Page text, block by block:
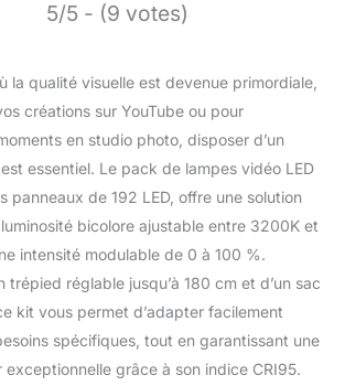
5/5 - (9 votes)
la qualité visuelle est devenue primordiale,
créations sur YouTube ou pour
en studio photo, disposer d’un
essentiel. Le pack de lampes vidéo LED
panneaux de 192 LED, offre une solution
bicolore ajustable entre 3200K et
intensité modulable de 0 à 100 %.
trépied réglable jusqu’à 180 cm et d’un sac
kit vous permet d’adapter facilement
spécifiques, tout en garantissant une
grâce à son indice CRI95.